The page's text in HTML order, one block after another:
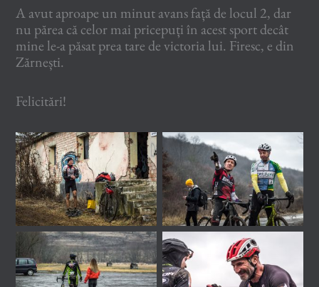
A avut aproape un minut avans față de locul 2, dar
nu părea că celor mai pricepuți în acest sport decât
mine le-a păsat prea tare de victoria lui. Firesc, e din
Zărnești.
Felicitări!